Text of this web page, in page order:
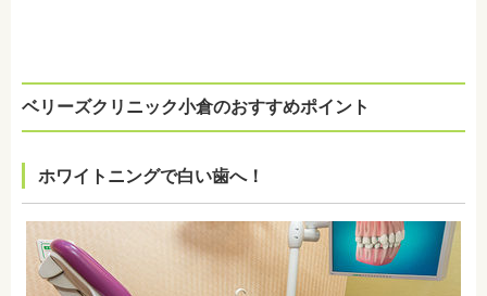
ベリーズクリニック小倉のおすすめポイント
ホワイトニングで白い歯へ！